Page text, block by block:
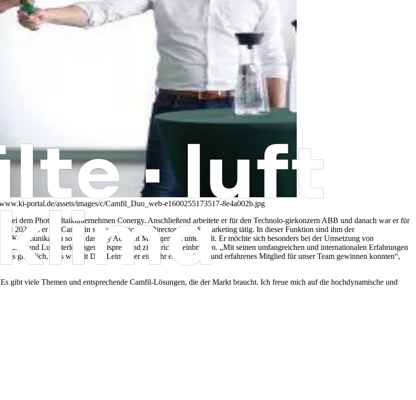
portal.de/assets/images/c/Camfil_Duo_web-e1600255173517-8e4a002b.jpg
dem Photovoltaikunternehmen Conergy. Anschließend arbeitete er für den Technolo-giekonzern ABB und danach war er für
2020 ister bei Camfil in seiner Position als Director Sales & Marketing tätig. In dieser Funktion sind ihm der
Kommunikation sowie das Key Account Management unterstellt. Er möchte sich besonders bei der Umsetzung von
und Luftfilterlösungen entsprechend zielgerichtet einbringen. „Mit seinen umfangreichen und internationalen Erfahrungen
glücklich, dass wir mit Dirk Leinweber ein sehr erfolgreiches und erfahrenes Mitglied für unser Team gewinnen konnten“,
gibt viele Themen und entsprechende Camfil-Lösungen, die der Markt braucht. Ich freue mich auf die hochdynamische und